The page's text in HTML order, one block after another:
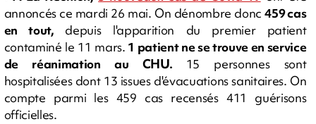
annoncés ce mardi 26 mai. On dénombre donc459 cas
en tout, depuis l'apparition du premier patient
contaminé le 11 mars. 1 patient ne se trouve en service
de réanimation au CHU. 15 personnes sont
hospitalisées dont 13 issues d'évacuations sanitaires. On
compte parmi les 459 cas recensés 411 guérisons
officielles.